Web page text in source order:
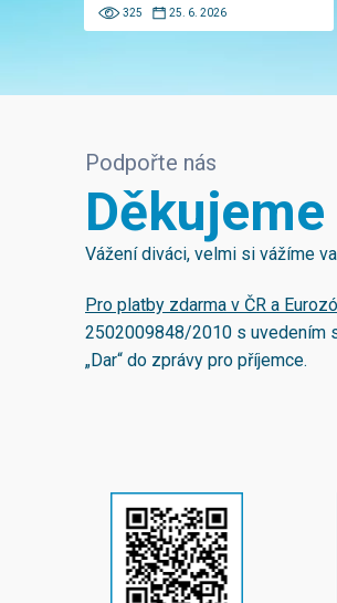
325 25. 6. 2026
Podpořte nás
Děkujeme
Vážení diváci, velmi si vážíme
Pro platby zdarma v ČR a
2502009848/2010 s uvedením
„Dar“ do zprávy pro příjemce.